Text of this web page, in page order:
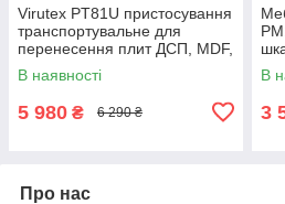
Virutex PT81U пристосування
транспортувальне для
перенесення плит ДСП, MDF,
OSB (комплект із 2 шт.)
В наявності
5 980 ₴ 6 290 ₴
і
В
3
Про нас